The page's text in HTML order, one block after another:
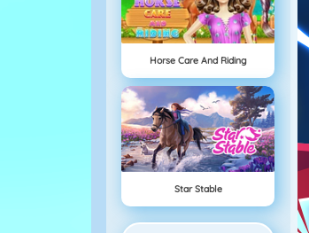
Horse Care And Riding
Star Stable